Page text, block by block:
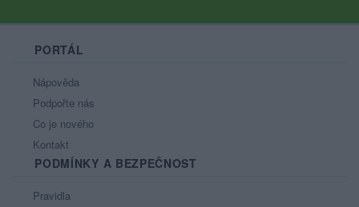
PORTÁL
Nápověda
Podpořte nás
Co je nového
Kontakt
PODMÍNKY A BEZPEČNOST
Pravidla